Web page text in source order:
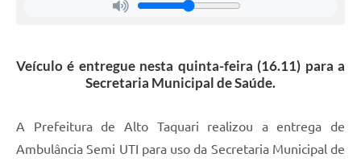
Veículo é entregue nesta quinta-feira (16.11) para a
Secretaria Municipal de Saúde.
A Prefeitura de Alto Taquari realizou a entrega de
Ambulância Semi UTI para uso da Secretaria Municipal de